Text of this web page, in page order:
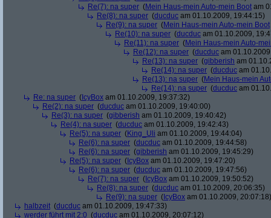
Re(7): na super (Mein Haus-mein Auto-mein Boot am
Re(8): na super (ducduc am 01.10.2009, 19:44:15)
Re(9): na super (Mein Haus-mein Auto-mein Boot
Re(10): na super (ducduc am 01.10.2009,
Re(11): na super (Mein Haus-mein Auto-
Re(12): na super (ducduc am
Re(13): na super (gibberish am
Re(14): na super (ducduc am
Re(13): na super (Mein Haus-mein
Re(14): na super (ducduc am
Re: na super ( IcyBox am 01.10.2009, 19:37:32)
Re(2): na super (ducduc am 01.10.2009, 19:40:00)
Re(3): na super (gibberish am 01.10.2009, 19:40:42)
Re(4): na super (ducduc am 01.10.2009, 19:42:43)
Re(5): na super (King_Uli am 01.10.2009, 19:44:04)
Re(6): na super (ducduc am 01.10.2009, 19:44:58)
Re(6): na super (gibberish am 01.10.2009, 19:45:29)
Re(5): na super ( IcyBox am 01.10.2009, 19:47:20)
Re(6): na super (ducduc am 01.10.2009, 19:47:56)
Re(7): na super ( IcyBox am 01.10.2009, 19:50:52)
Re(8): na super (ducduc am 01.10.2009, 20:06:35)
Re(9): na super ( IcyBox am 01.10.2009, 20:07:18)
halbzeit (ducduc am 01.10.2009, 19:47:33)
werder führt mit 2:0 (ducduc am 01.10.2009, 20:07:12)